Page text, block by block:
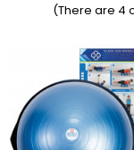
(There are 4